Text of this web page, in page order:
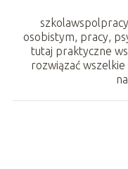
osobistym, pracy,
tutaj praktyczne
rozwiązać